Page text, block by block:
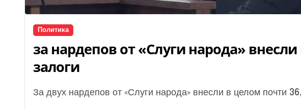
Политика
за нардепов от «Слуги народа»
залоги
За двух нардепов от «Слуги народа» внесли в целом почти